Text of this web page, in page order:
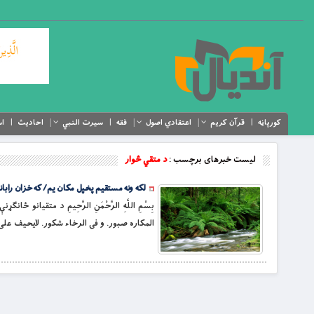
کورپاڼه قرآن کریم اعتقادي اصول فقه سیرت النبي احادیث
لیست خبرهای برچسب :د متقي څوار
لکه ونه مستقیم پخپل مکان یم/ که خزان
بِسْمِ اللَّهِ الرَّحْمَنِ الرَّحِيمِ د متقیانو
المكاره صبور. و فى الرخاء شكور.